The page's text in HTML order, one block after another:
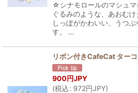
☆シナモロールのマシュ
ぐるみのような、あおむ
しっぽがかわいい、うつ
す。 …
リボン付きCafeCat ター
900円JPY
(税込: 972円JPY)